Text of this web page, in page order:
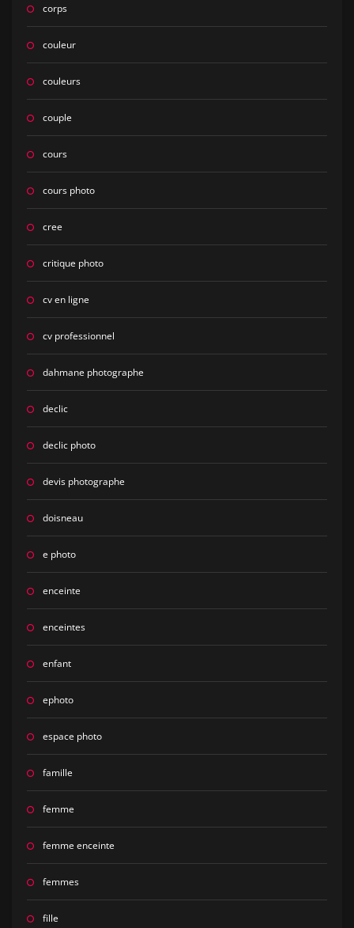
corps
couleur
couleurs
couple
cours
cours photo
cree
critique photo
cv en ligne
cv professionnel
dahmane photographe
declic
declic photo
devis photographe
doisneau
e photo
enceinte
enceintes
enfant
ephoto
espace photo
famille
femme
femme enceinte
femmes
fille